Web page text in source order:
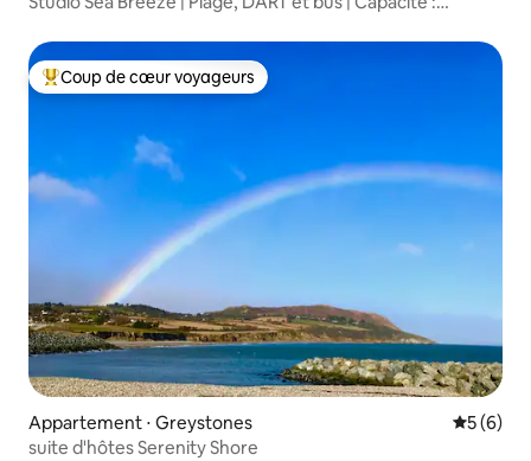
Coups de cœur voyageurs les plus appréciés
Coup de cœur voyageurs
Appartement ⋅ Greystones
5 (6)
suite d'hôtes Serenity Shore